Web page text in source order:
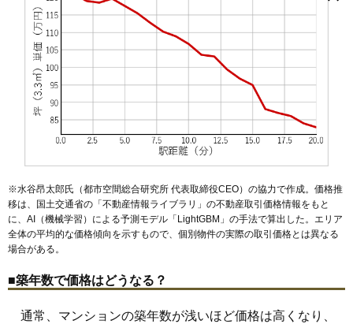
ミルーナヒルズ横浜小机
住所 神奈川県横浜市港北区鳥山町
交通
相場 3,250万円～3,550万円
(77.4万円/㎡~84.5万円/㎡)
マンションナビで
無料一括査定をする
ライオンズマンション小机第2
住所 神奈川県横浜市港北区鳥山町
交通
相場 1,330万円～1,530万円
※水谷昂太郎氏（都市空間総合研究所 代表取締役CEO）の協力で作成。価格推
移は、国土交通省の「不動産情報ライブラリ 」の不動産取引価格情報をもと
に、AI（機械学習）による予測モデル「LightGBM」の手法で算出した。エリア
全体の平均的な価格傾向を示すもので、個別物件の実際の取引価格とは異なる
場合がある。
■築年数で価格はどうなる？
通常、マンションの築年数が浅いほど価格は高くなり、
篠原東下田町新横浜新吉田東高田西高田東樽町綱島上町
綱島西
仲手原
大豆戸町
菊名駅新横浜駅小机駅日吉駅綱島駅大倉山駅妙蓮寺駅
新綱島駅
北新横浜駅